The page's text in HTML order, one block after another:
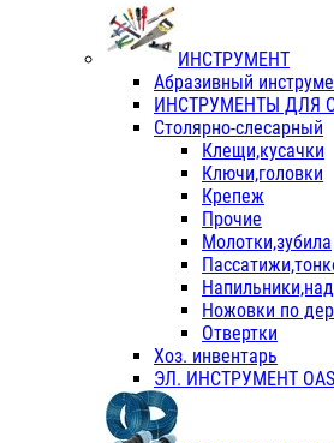
ИНСТРУМЕНТ
Абразивный
ИНСТРУМЕНТЫ ДЛЯ
Столярно-слесарный
Клещи,кусачки
Ключи,головки
Крепеж
Прочие
Молотки,зубила
Ножовки по
Отвертки
Хоз. инвентарь
ЭЛ. ИНСТРУМЕНТ